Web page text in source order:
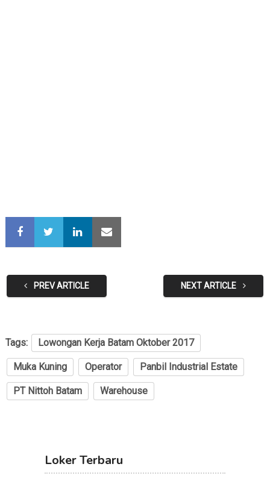
PREV ARTICLE NEXT ARTICLE
Tags: Lowongan Kerja Batam Oktober 2017
Muka Kuning Operator Panbil Industrial Estate
PT Nittoh Batam Warehouse
Loker Terbaru